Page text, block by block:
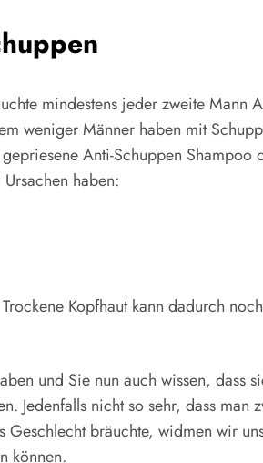
mindestens jeder zweite Mann
weniger Männer haben mit
Anti-Schuppen Shampoo
haben:
Kopfhaut kann dadurch
und Sie nun auch wissen, dass
Jedenfalls nicht so sehr, dass man
Geschlecht bräuchte, widmen wir
können.